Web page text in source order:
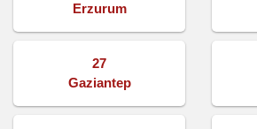
Erzurum
27
Gaziantep